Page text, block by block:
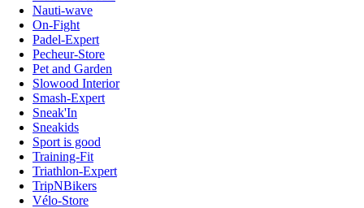
Nauti-wave
On-Fight
Padel-Expert
Pecheur-Store
Pet and Garden
Slowood Interior
Smash-Expert
Sneak'In
Sneakids
Sport is good
Training-Fit
Triathlon-Expert
TripNBikers
Vélo-Store